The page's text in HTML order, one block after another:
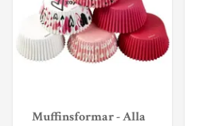
Muffinsformar - Alla